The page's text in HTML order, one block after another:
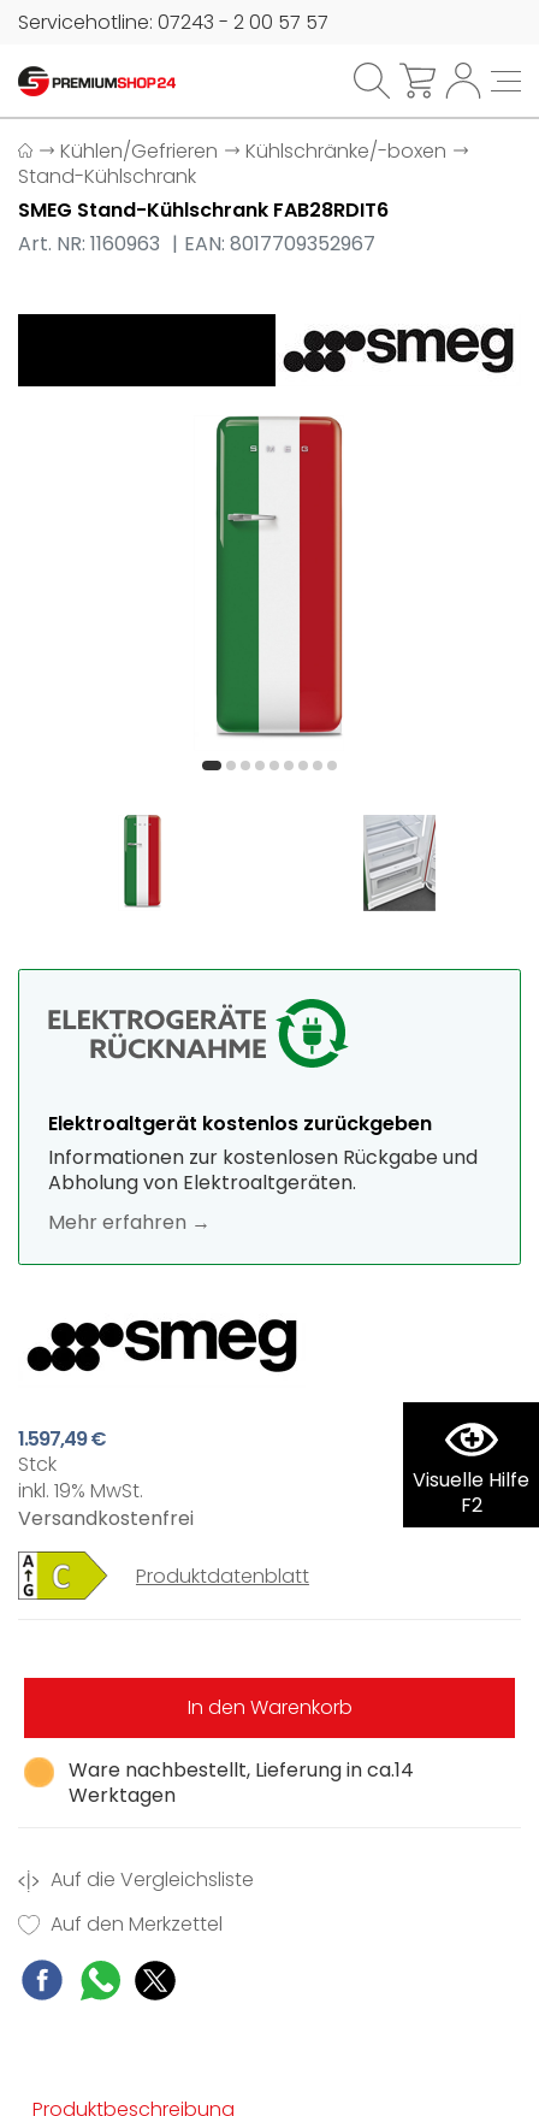
Visuelle Hilfe
F2
Servicehotline: 07243 - 2 00 57 57
Kühlen/Gefrieren
Kühlschränke/-boxen
Stand-Kühlschrank
SMEG Stand-Kühlschrank FAB28RDIT6
Art. NR: 1160963
EAN: 8017709352967
Elektroaltgerät kostenlos zurückgeben
Informationen zur kostenlosen Rückgabe und
Abholung von Elektroaltgeräten.
Mehr erfahren →
1.597,49 €
Stck
inkl. 19% MwSt.
Versandkostenfrei
Produktdatenblatt
Ware nachbestellt, Lieferung in ca.14
Werktagen
In den Warenkorb
Auf die Vergleichsliste
Auf den Merkzettel
Produktbeschreibung